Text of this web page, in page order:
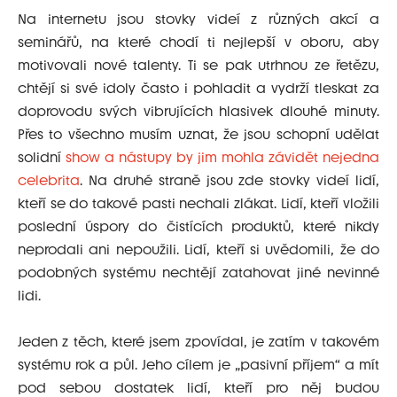
Na internetu jsou stovky videí z různých akcí a
seminářů, na které chodí ti nejlepší v oboru, aby
motivovali nové talenty. Ti se pak utrhnou ze řetězu,
chtějí si své idoly často i pohladit a vydrží tleskat za
doprovodu svých vibrujících hlasivek dlouhé minuty.
Přes to všechno musím uznat, že jsou schopní udělat
solidní show a nástupy by jim mohla závidět nejedna
celebrita. Na druhé straně jsou zde stovky videí lidí,
kteří se do takové pasti nechali zlákat. Lidí, kteří vložili
poslední úspory do čistících produktů, které nikdy
neprodali ani nepoužili. Lidí, kteří si uvědomili, že do
podobných systému nechtějí zatahovat jiné nevinné
lidi.
Jeden z těch, které jsem zpovídal, je zatím v takovém
systému rok a půl. Jeho cílem je „pasivní příjem“ a mít
pod sebou dostatek lidí, kteří pro něj budou